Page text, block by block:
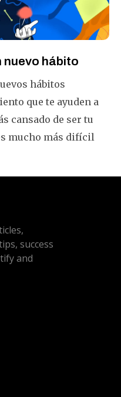
nuevo hábito
hábitos
que te ayuden a
cansado de ser tu
mucho más difícil
success
and